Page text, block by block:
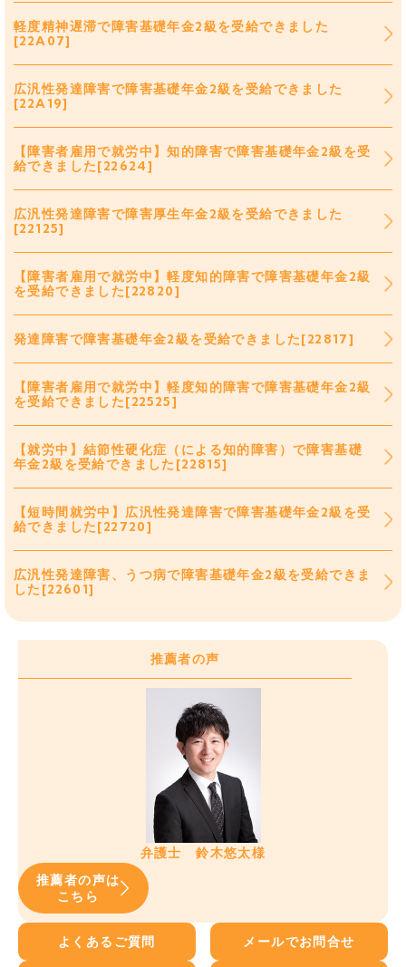
軽度精神遅滞で障害基礎年金2級を受給できました
[22A07]
広汎性発達障害で障害基礎年金2級を受給できました
[22A19]
【障害者雇用で就労中】知的障害で障害基礎年金2級を受
給できました[22624]
広汎性発達障害で障害厚生年金2級を受給できました
[22125]
【障害者雇用で就労中】軽度知的障害で障害基礎年金2級
を受給できました[22820]
発達障害で障害基礎年金2級を受給できました[22817]
【障害者雇用で就労中】軽度知的障害で障害基礎年金2級
を受給できました[22525]
【就労中】結節性硬化症（による知的障害）で障害基礎
年金2級を受給できました[22815]
【短時間就労中】広汎性発達障害で障害基礎年金2級を受
給できました[22720]
広汎性発達障害、うつ病で障害基礎年金2級を受給できま
した[22601]
推薦者の声
弁護士 鈴木悠太様
推薦者の声は
こちら
よくあるご質問 メールでお問合せ